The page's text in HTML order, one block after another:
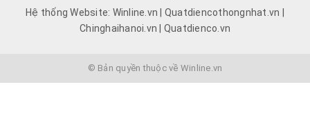
Hệ thống Website: Winline.vn | Quatdiencothongnhat.vn |
Chinghaihanoi.vn | Quatdienco.vn
© Bản quyền thuộc về Winline.vn